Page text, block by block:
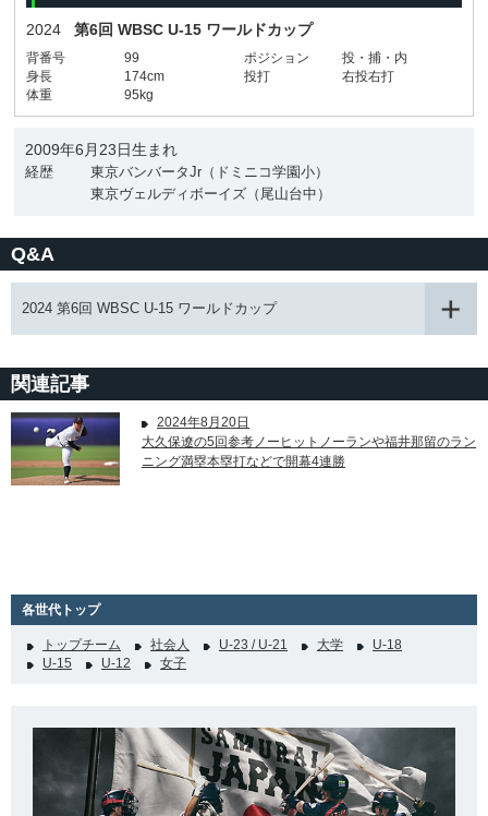
2024 第6回 WBSC U-15 ワールドカップ
背番号 99 ポジション
投・捕・内
身長
174cm 投打
右投右打
体重
95kg
2009年6月23日生まれ
経歴
東京バンバータJr（ドミニコ学園小）
東京ヴェルディボーイズ（尾山台中）
Q&A
2024 第6回 WBSC U-15 ワールドカップ
関連記事
2024年8月20日
大久保遼の5回参考ノーヒットノーランや福井那留のラン
ニング満塁本塁打などで開幕4連勝
各世代トップ
トップチーム 社会人 U-23 / U-21 大学
U-18
U-15
U-12 女子